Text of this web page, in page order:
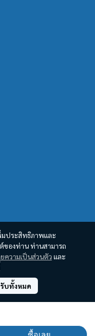
มประสิทธิภาพและ
ของท่าน ท่านสามารถ
ความเป็นส่วนตัว และ
บทั้งหมด